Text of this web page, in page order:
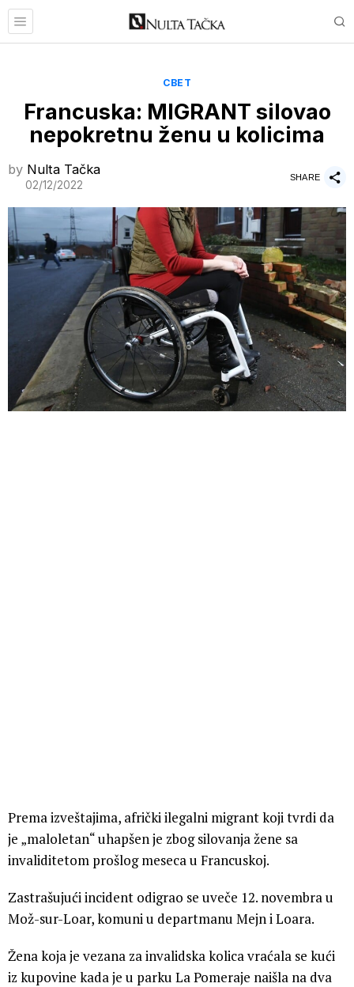
СВЕТ
Francuska: MIGRANT silovao
nepokretnu ženu u kolicima
by Nulta Tačka
02/12/2022
SHARE
Prema izveštajima, afrički ilegalni migrant koji tvrdi da
je „maloletan“ uhapšen je zbog silovanja žene sa
invaliditetom prošlog meseca u Francuskoj.
Zastrašujući incident odigrao se uveče 12. novembra u
Mož-sur-Loar, komuni u departmanu Mejn i Loara.
Žena koja je vezana za invalidska kolica vraćala se kući
iz kupovine kada je u parku La Pomeraje naišla na dva